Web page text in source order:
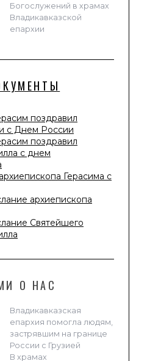
Богослужений в храмах
Владикавказской
епархии
поздравил
с Днем России
поздравил
с днем
Герасима с
архиепископа
Святейшего
О НАС
Владикавказская
епархия помогла людям,
застрявшим на границе
России с Грузией
В храмах